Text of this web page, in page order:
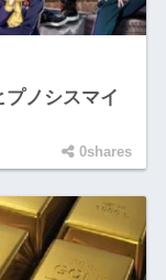
ノシスマイ
0shares